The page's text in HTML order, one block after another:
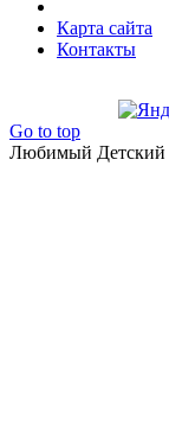
Карта сайта
Контакты
Go to top
Любимый Детский